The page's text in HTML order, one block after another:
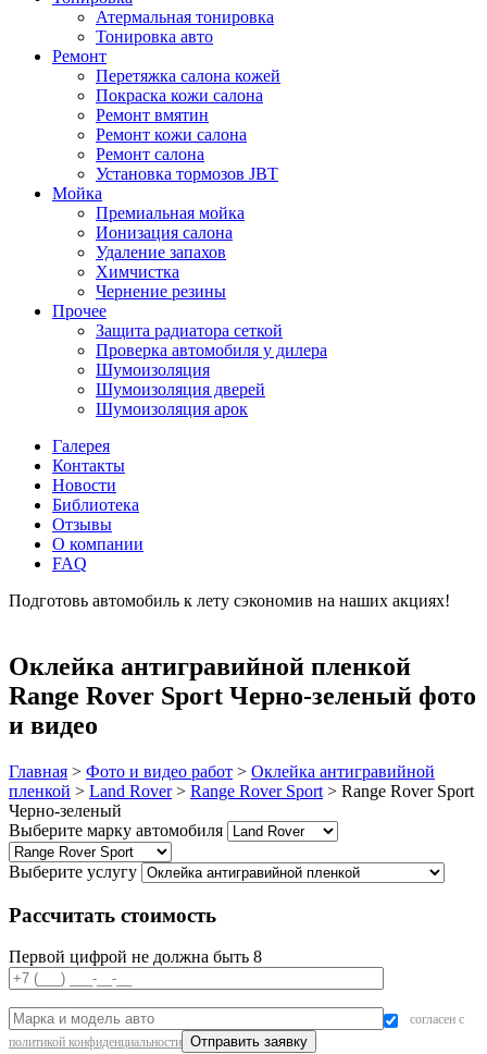
Атермальная тонировка
Тонировка авто
Ремонт
Перетяжка салона кожей
Покраска кожи салона
Ремонт вмятин
Ремонт кожи салона
Ремонт салона
Установка тормозов JBT
Мойка
Премиальная мойка
Ионизация салона
Удаление запахов
Химчистка
Чернение резины
Прочее
Защита радиатора сеткой
Проверка автомобиля у дилера
Шумоизоляция
Шумоизоляция дверей
Шумоизоляция арок
Галерея
Контакты
Новости
Библиотека
Отзывы
О компании
FAQ
Подготовь автомобиль к лету сэкономив на наших акциях!
Оклейка антигравийной пленкой
Range Rover Sport Черно-зеленый фото
и видео
Главная > Фото и видео работ > Оклейка антигравийной
пленкой > Land Rover > Range Rover Sport > Range Rover Sport
Черно-зеленый
Выберите марку автомобиля
Выберите услугу
Рассчитать стоимость
Первой цифрой не должна быть 8
согласен с
политикой конфиденциальности